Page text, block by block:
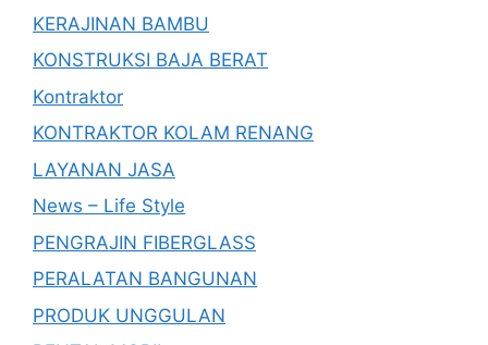
KERAJINAN BAMBU
KONSTRUKSI BAJA BERAT
Kontraktor
KONTRAKTOR KOLAM RENANG
LAYANAN JASA
News – Life Style
PENGRAJIN FIBERGLASS
PERALATAN BANGUNAN
PRODUK UNGGULAN